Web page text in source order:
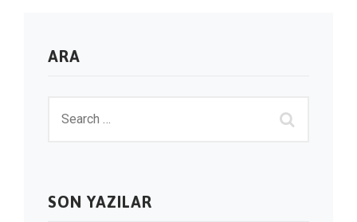
ARA
SON YAZILAR